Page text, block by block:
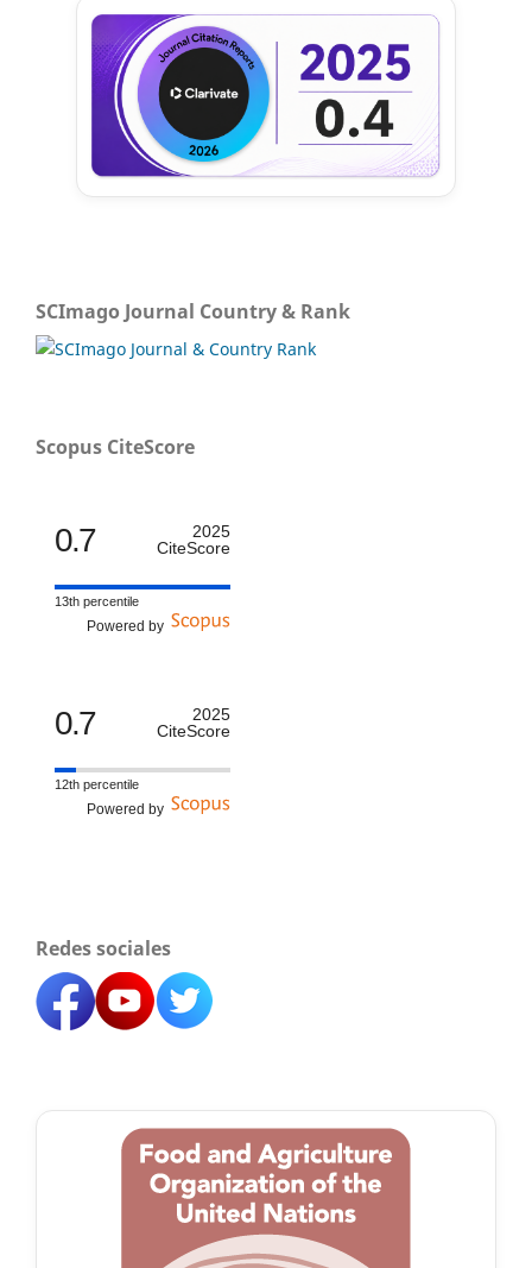
SCImago Journal Country & Rank
Scopus CiteScore
0.7
2025
CiteScore
13th percentile
Powered by
0.7
2025
CiteScore
12th percentile
Powered by
Redes sociales